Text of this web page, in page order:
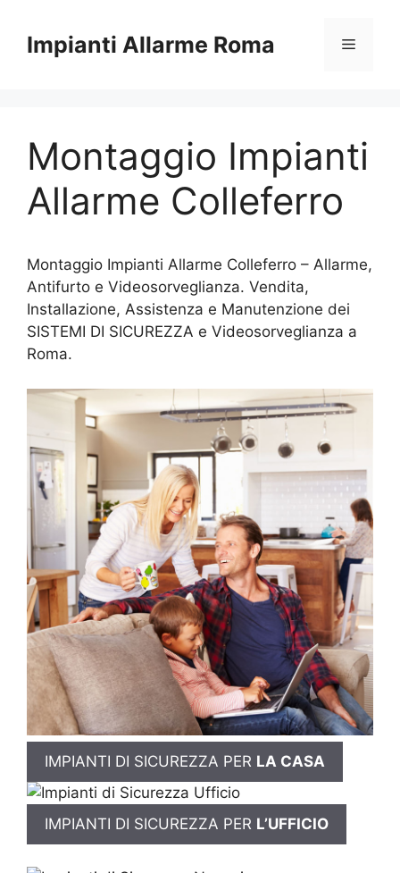
contenuto
Impianti Allarme Roma Menu
Montaggio Impianti
Allarme Colleferro
Montaggio Impianti Allarme Colleferro – Allarme,
Antifurto e Videosorveglianza. Vendita,
Installazione, Assistenza e Manutenzione dei
SISTEMI DI SICUREZZA e Videosorveglianza a
Roma.
IMPIANTI DI SICUREZZA PER LA CASA
IMPIANTI DI SICUREZZA PER L’UFFICIO